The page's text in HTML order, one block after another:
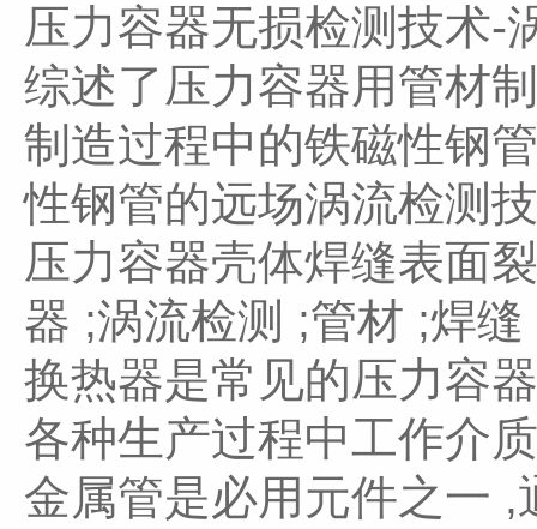
压力容器无损检测技术-
综述了压力容器用管材
制造过程中的铁磁性钢
性钢管的远场涡流检测
压力容器壳体焊缝表面
器 ;涡流检测 ;管材 ;焊缝
换热器是常见的压力容
各种生产过程中工作介
金属管是必用元件之一